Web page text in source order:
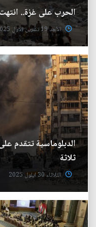
الحرب على غزة..
الأحد 19 تشرين الاول 2025
الدبلوماسية تتقدم
ثلاثة
الثلاثاء 30 ايلول 2025